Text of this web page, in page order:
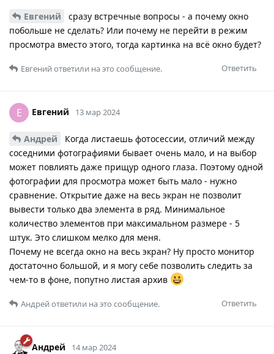
Евгений
сразу встречные вопросы - а почему окно
побольше не сделать? Или почему не перейти в режим
просмотра вместо этого, тогда картинка на всё окно будет?
Ответить
Евгенийответили на это сообщение.
Е Евгений 13 мар 2024
Андрей
Когда листаешь фотосессии, отличий между
соседними фотографиями бывает очень мало, и на выбор
может повлиять даже прищур одного глаза. Поэтому одной
фотографии для просмотра может быть мало - нужно
сравнение. Открытие даже на весь экран не позволит
вывести только два элемента в ряд. Минимальное
количество элементов при максимальном размере - 5
штук. Это слишком мелко для меня.
Почему не всегда окно на весь экран? Ну просто монитор
достаточно большой, и я могу себе позволить следить за
чем-то в фоне, попутно листая архив
Ответить
Андрейответили на это сообщение.
Андрей 14 мар 2024